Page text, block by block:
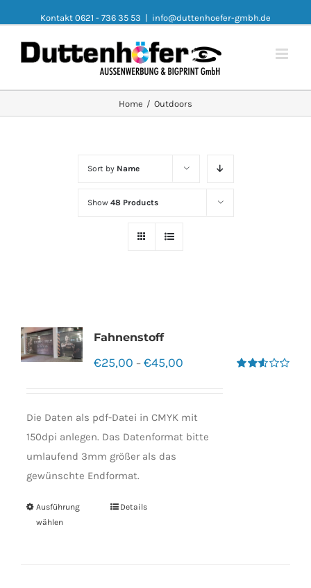
Kontakt 0621 - 736 35 53 | info@duttenhoefer-gmbh.de
Home / Outdoors
Sort by Name
Show 48 Products
Fahnenstoff
€25,00 – €45,00
Die Daten als pdf-Datei in CMYK mit
150dpi anlegen. Das Datenformat bitte
umlaufend 3mm größer als das
gewünschte Endformat.
Ausführung
wählen
Details